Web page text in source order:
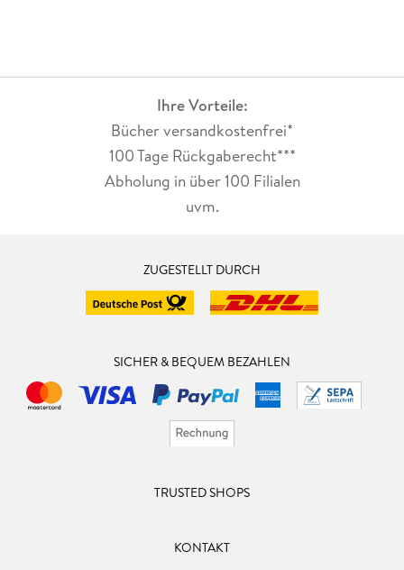
Ihre Vorteile:
Bücher versandkostenfrei*
100 Tage Rückgaberecht***
Abholung in über 100 Filialen
uvm.
ZUGESTELLT DURCH
SICHER & BEQUEM BEZAHLEN
TRUSTED SHOPS
KONTAKT